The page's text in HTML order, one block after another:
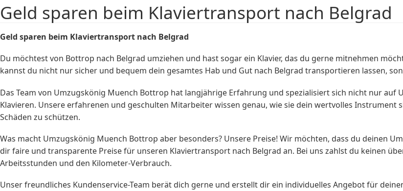
Geld sparen beim Klaviertransport nach Belgrad
Geld sparen beim Klaviertransport nach Belgrad
Du möchtest von Bottrop nach Belgrad umziehen und hast sogar ein Klavier, das du gerne mitnehmen
kannst du nicht nur sicher und bequem dein gesamtes Hab und Gut nach Belgrad transportieren lassen,
Das Team von Umzugskönig Muench Bottrop hat langjährige Erfahrung und spezialisiert sich nicht nur auf
Klavieren. Unsere erfahrenen und geschulten Mitarbeiter wissen genau, wie sie dein wertvolles
Schäden zu schützen.
Was macht Umzugskönig Muench Bottrop aber besonders? Unsere Preise! Wir möchten, dass du deinen
dir faire und transparente Preise für unseren Klaviertransport nach Belgrad an. Bei uns zahlst du keinen
Arbeitsstunden und den Kilometer-Verbrauch.
Unser freundliches Kundenservice-Team berät dich gerne und erstellt dir ein individuelles Angebot für